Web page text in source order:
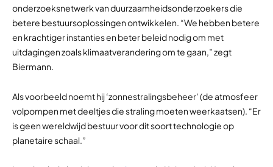
onderzoeksnetwerk van duurzaamheidsonderzoekers die
betere bestuursoplossingen ontwikkelen. “We hebben betere
en krachtiger instanties en beter beleid nodig om met
uitdagingen zoals klimaatverandering om te gaan,” zegt
Biermann.
Als voorbeeld noemt hij ‘zonnestralingsbeheer’ (de atmosfeer
volpompen met deeltjes die straling moeten weerkaatsen). “Er
is geen wereldwijd bestuur voor dit soort technologie op
planetaire schaal.”